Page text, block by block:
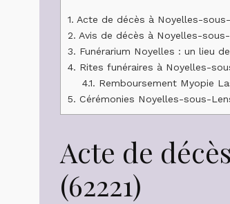
1. Acte de décès à Noyelles-sous-
2. Avis de décès à Noyelles-
3. Funérarium Noyelles : un lieu
4. Rites funéraires à Noyelles-
4.1. Remboursement Myopie
5. Cérémonies Noyelles-sous-
Acte de
(62221)